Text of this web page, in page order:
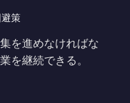
を進めなければな
を継続できる。